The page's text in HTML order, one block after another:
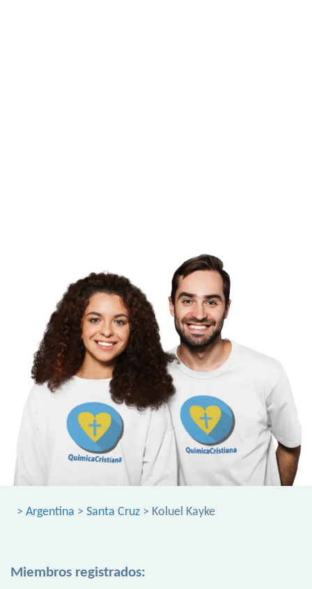
> Argentina > Santa Cruz > Koluel Kayke
Miembros registrados: